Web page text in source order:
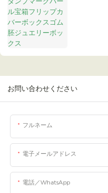
お問い合わせください
フルネーム
電子メールアドレス
電話／WhatsApp